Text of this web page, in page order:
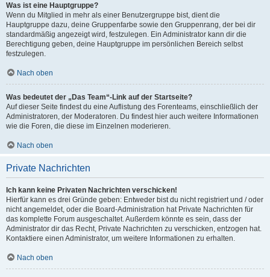
Was ist eine Hauptgruppe?
Wenn du Mitglied in mehr als einer Benutzergruppe bist, dient die
Hauptgruppe dazu, deine Gruppenfarbe sowie den Gruppenrang, der bei dir
standardmäßig angezeigt wird, festzulegen. Ein Administrator kann dir die
Berechtigung geben, deine Hauptgruppe im persönlichen Bereich selbst
festzulegen.
Nach oben
Was bedeutet der „Das Team“-Link auf der Startseite?
Auf dieser Seite findest du eine Auflistung des Forenteams, einschließlich der
Administratoren, der Moderatoren. Du findest hier auch weitere Informationen
wie die Foren, die diese im Einzelnen moderieren.
Nach oben
Private Nachrichten
Ich kann keine Privaten Nachrichten verschicken!
Hierfür kann es drei Gründe geben: Entweder bist du nicht registriert und / oder
nicht angemeldet, oder die Board-Administration hat Private Nachrichten für
das komplette Forum ausgeschaltet. Außerdem könnte es sein, dass der
Administrator dir das Recht, Private Nachrichten zu verschicken, entzogen hat.
Kontaktiere einen Administrator, um weitere Informationen zu erhalten.
Nach oben